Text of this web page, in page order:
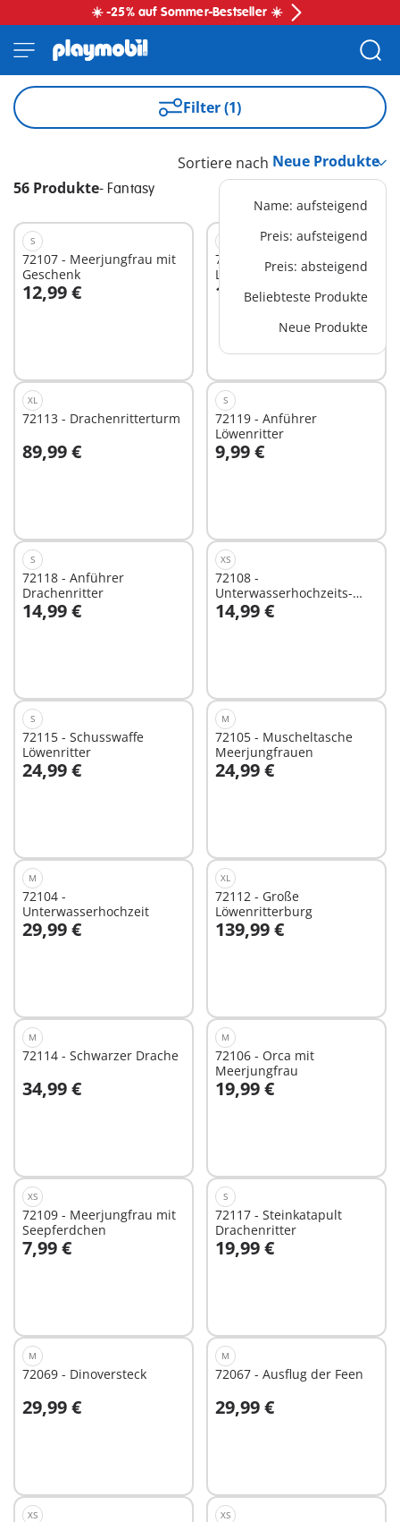
☀️ -25% auf Sommer-Bestseller ☀️
Filter (1)
56 Produkte- Fantasy
Sortiere nach
Name: aufsteigend
Preis: aufsteigend
Preis: absteigend
Beliebteste Produkte
Neue Produkte
S
72107 - Meerjungfrau mit
Geschenk
12,99 €
In den Warenkorb
72116 - Troll mit
Löwenritterschatz
19,99 €
In den Warenkorb
XL
72113 - Drachenritterturm
89,99 €
In den Warenkorb
S
72119 - Anführer
Löwenritter
9,99 €
In den Warenkorb
S
72118 - Anführer
Drachenritter
14,99 €
In den Warenkorb
XS
72108 -
Unterwasserhochzeits-
Buffet
14,99 €
In den Warenkorb
S
72115 - Schusswaffe
Löwenritter
24,99 €
M
72105 - Muscheltasche
Meerjungfrauen
24,99 €
In den Warenkorb
M
72104 -
Unterwasserhochzeit
29,99 €
In den Warenkorb
XL
72112 - Große
Löwenritterburg
139,99 €
In den Warenkorb
M
72114 - Schwarzer Drache
34,99 €
In den Warenkorb
M
72106 - Orca mit
Meerjungfrau
19,99 €
In den Warenkorb
XS
72109 - Meerjungfrau mit
Seepferdchen
7,99 €
In den Warenkorb
S
72117 - Steinkatapult
Drachenritter
19,99 €
In den Warenkorb
M
72069 - Dinoversteck
29,99 €
In den Warenkorb
M
72067 - Ausflug der Feen
29,99 €
In den Warenkorb
XS XS